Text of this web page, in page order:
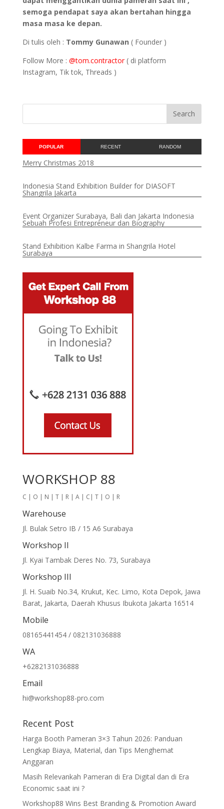
semoga pendapat saya akan bertahan hingga
masa masa ke depan.
Di tulis oleh : Tommy Gunawan ( Founder )
Follow More : @tom.contractor( di platform
Instagram, Tik tok, Threads )
POPULAR RECENT RANDOM
Merry Christmas 2018
Indonesia Stand Exhibition Builder for DIASOFT
Shangrila Jakarta
Event Organizer Surabaya, Bali dan Jakarta Indonesia
Sebuah Profesi Entrepreneur dan Biography
Stand Exhibition Kalbe Farma in Shangrila Hotel
Surabaya
WORKSHOP 88
C | O | N | T | R | A | C| T | O | R
Warehouse
Jl. Bulak Setro IB / 15 A6 Surabaya
Workshop II
Jl. Kyai Tambak Deres No. 73, Surabaya
Workshop III
Jl. H. Suaib No.34, Krukut, Kec. Limo, Kota Depok, Jawa
Barat, Jakarta, Daerah Khusus Ibukota Jakarta 16514
Mobile
08165441454 / 082131036888
WA
+6282131036888
Email
hi@workshop88-pro.com
Recent Post
Harga Booth Pameran 3×3 Tahun 2026: Panduan
Lengkap Biaya, Material, dan Tips Menghemat
Anggaran
Masih Relevankah Pameran di Era Digital dan di Era
Economic saat ini ?
Workshop88 Wins Best Branding & Promotion Award